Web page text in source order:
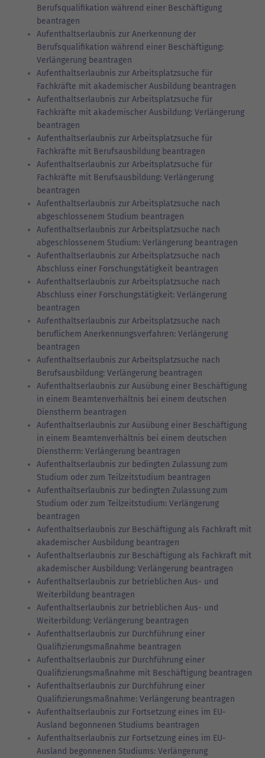
Berufsqualifikation während einer Beschäftigung
beantragen
Aufenthaltserlaubnis zur Anerkennung der
Berufsqualifikation während einer Beschäftigung:
Verlängerung beantragen
Aufenthaltserlaubnis zur Arbeitsplatzsuche für
Fachkräfte mit akademischer Ausbildung beantragen
Aufenthaltserlaubnis zur Arbeitsplatzsuche für
Fachkräfte mit akademischer Ausbildung: Verlängerung
beantragen
Aufenthaltserlaubnis zur Arbeitsplatzsuche für
Fachkräfte mit Berufsausbildung beantragen
Aufenthaltserlaubnis zur Arbeitsplatzsuche für
Fachkräfte mit Berufsausbildung: Verlängerung
beantragen
Aufenthaltserlaubnis zur Arbeitsplatzsuche nach
abgeschlossenem Studium beantragen
Aufenthaltserlaubnis zur Arbeitsplatzsuche nach
abgeschlossenem Studium: Verlängerung beantragen
Aufenthaltserlaubnis zur Arbeitsplatzsuche nach
Abschluss einer Forschungstätigkeit beantragen
Aufenthaltserlaubnis zur Arbeitsplatzsuche nach
Abschluss einer Forschungstätigkeit: Verlängerung
beantragen
Aufenthaltserlaubnis zur Arbeitsplatzsuche nach
beruflichem Anerkennungsverfahren: Verlängerung
beantragen
Aufenthaltserlaubnis zur Arbeitsplatzsuche nach
Berufsausbildung: Verlängerung beantragen
Aufenthaltserlaubnis zur Ausübung einer Beschäftigung
in einem Beamtenverhältnis bei einem deutschen
Dienstherrn beantragen
Aufenthaltserlaubnis zur Ausübung einer Beschäftigung
in einem Beamtenverhältnis bei einem deutschen
Dienstherrn: Verlängerung beantragen
Aufenthaltserlaubnis zur bedingten Zulassung zum
Studium oder zum Teilzeitstudium beantragen
Aufenthaltserlaubnis zur bedingten Zulassung zum
Studium oder zum Teilzeitstudium: Verlängerung
beantragen
Aufenthaltserlaubnis zur Beschäftigung als Fachkraft mit
akademischer Ausbildung beantragen
Aufenthaltserlaubnis zur Beschäftigung als Fachkraft mit
akademischer Ausbildung: Verlängerung beantragen
Aufenthaltserlaubnis zur betrieblichen Aus- und
Weiterbildung beantragen
Aufenthaltserlaubnis zur betrieblichen Aus- und
Weiterbildung: Verlängerung beantragen
Aufenthaltserlaubnis zur Durchführung einer
Qualifizierungsmaßnahme beantragen
Aufenthaltserlaubnis zur Durchführung einer
Qualifizierungsmaßnahme mit Beschäftigung beantragen
Aufenthaltserlaubnis zur Durchführung einer
Qualifizierungsmaßnahme: Verlängerung beantragen
Aufenthaltserlaubnis zur Fortsetzung eines im EU-
Ausland begonnenen Studiums beantragen
Aufenthaltserlaubnis zur Fortsetzung eines im EU-
Ausland begonnenen Studiums: Verlängerung